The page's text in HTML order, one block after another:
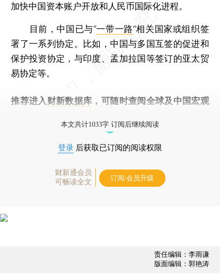
加快中国资本账户开放和人民币国际化进程。
目前，中国已与“一带一路”相关国家或组织签
署了一系列协定。比如，中国与多国互签的促进和
保护投资协定，与印度、孟加拉国等签订的亚太贸
易协定等。
推荐进入 财新数据库 ，可随时查阅全球及中国宏观
本文共计1033字 订阅后继续阅读
登录 后获取已订阅的阅读权限
财新通会员
可畅读全文
订阅/会员升级
责任编辑：李雨谦
版面编辑：郭艳涛